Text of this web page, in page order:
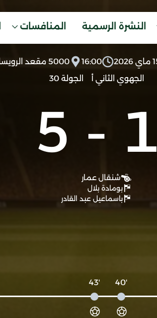
النشرة الرسمية المنافسات
16:00
5000 مقعد الرويسات
الجهوي الثاني أ
الجولة 30
1
-
5
شنقال عمار
بومادة بلال
باسماعيل عبد القادر
'40
'43